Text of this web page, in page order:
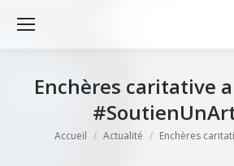
Enchères caritative
Vous êtes ici :
Accueil Actualité Enchères